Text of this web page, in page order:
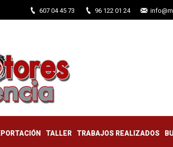
607 04 45 73 96 122 01 24
TALLER TRABAJOS REALIZADOS
EXPORTACIÓN TALLER TRABAJOS